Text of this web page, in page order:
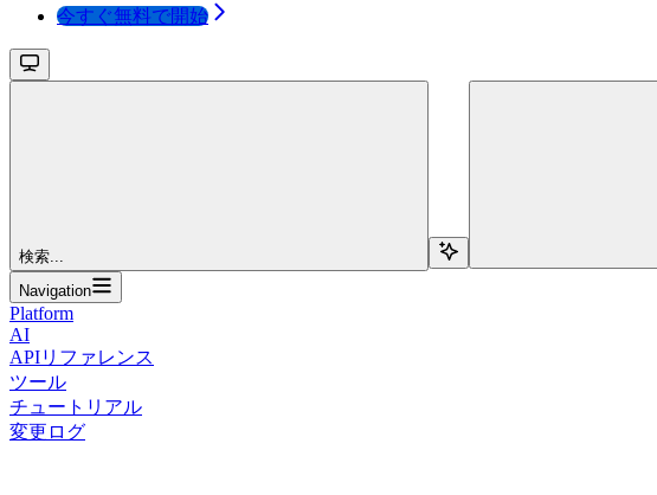
今すぐ無料で開始
検索...
Navigation
Platform
AI
APIリファレンス
ツール
チュートリアル
変更ログ